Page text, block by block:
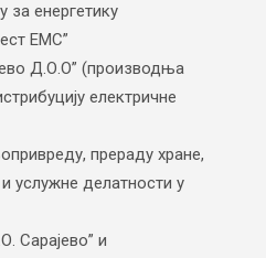
за енергетику
ЕМС”
Д.О.О” (производња
електричне
прераду хране,
услужне делатности у
Сарајево” и